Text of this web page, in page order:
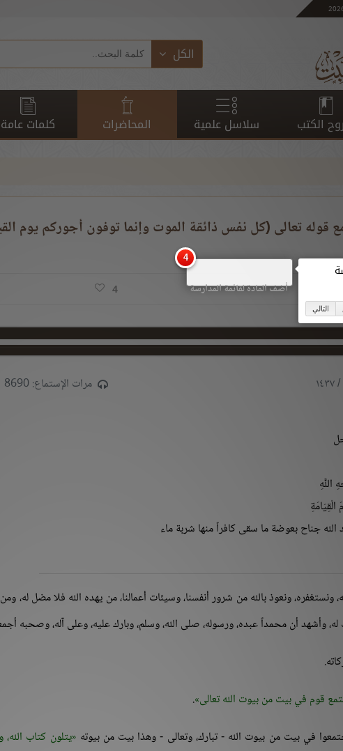
الكل
الكتب سلاسل علمية المحاضرات كلمات عامة
قوله تعالى (كل نفس ذائقة الموت وإنما توفون أجوركم يوم
أضف المادة لقائمة المدارسة 4
مرات الإستماع: 8690
اللَّهِ
الله جناح بعوضة ما سقى كافراً منها شربة ماء
ونستغفره، ونعوذ بالله من شرور أنفسنا، وسيئات أعمالنا، من يهده الله فلا مضل له،
له، وأشهد أن محمداً عبده، ورسوله، صلى الله، وسلم، وبارك عليه، وعلى آله، وصحبه
قوم في بيت من بيوت الله تعالى .
في بيت من بيوت الله - تبارك، وتعالى - وهذا بيت من بيوته يتلون كتاب الله،
التالي